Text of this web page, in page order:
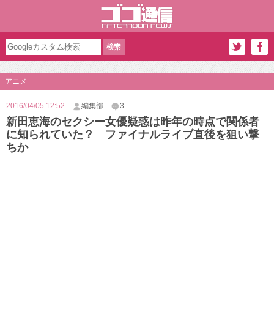
アニメ
2016/04/05 12:52 編集部 3
新田恵海のセクシー女優疑惑は昨年の時点で関係者
に知られていた？ ファイナルライブ直後を狙い撃
ちか